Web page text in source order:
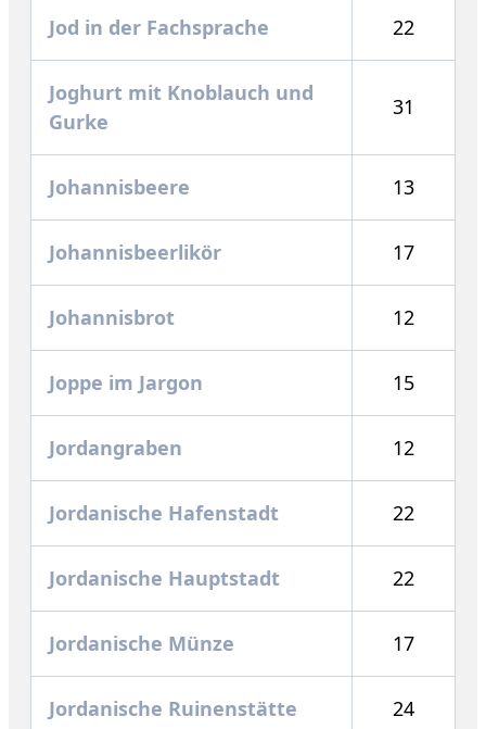
Jod in der Fachsprache 22
Joghurt mit Knoblauch und
Gurke
31
Johannisbeere 13
Johannisbeerlikör 17
Johannisbrot 12
Joppe im Jargon 15
Jordangraben 12
Jordanische Hafenstadt 22
Jordanische Hauptstadt 22
Jordanische Münze 17
Jordanische Ruinenstätte 24